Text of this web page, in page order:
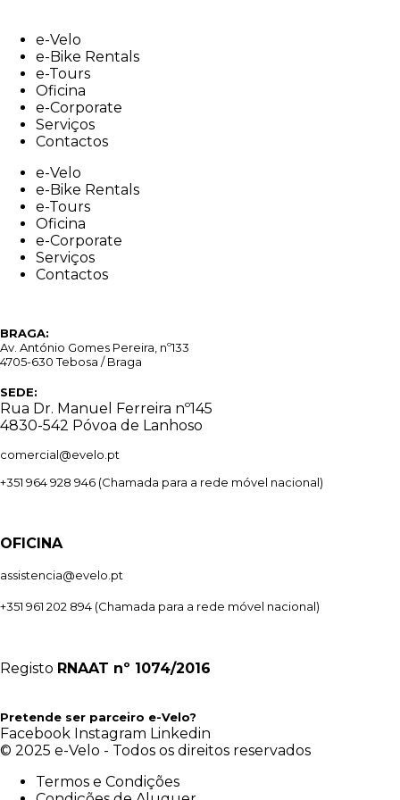
contente-Velo
e-Bike Rentals
e-Tours
Oficina
e-Corporate
Serviços
Contactos
e-Velo
e-Bike Rentals
e-Tours
Oficina
e-Corporate
Serviços
Contactos
BRAGA:
Av. António Gomes Pereira, nº133
4705-630 Tebosa / Braga
SEDE:
Rua Dr. Manuel Ferreira nº145
4830-542 Póvoa de Lanhoso
comercial@evelo.pt
+351 964 928 946 (Chamada para a rede móvel nacional)
OFICINA
assistencia@evelo.pt
+351 961 202 894 (Chamada para a rede móvel nacional)
Registo RNAAT nº 1074/2016
Pretende ser parceiro e-Velo?
Facebook Instagram Linkedin
© 2025 e-Velo - Todos os direitos reservados
Termos e Condições